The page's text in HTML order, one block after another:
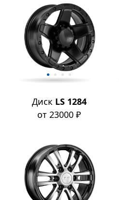
Диск LS 1284
от 23000 ₽